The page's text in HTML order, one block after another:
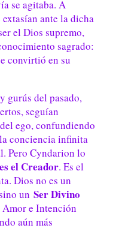
se agitaba. A
ante la dicha
el Dios supremo,
sagrado:
convirtió en su
gurús del pasado,
seguían
ego, confundiendo
conciencia infinita
Pero Cyndarion lo
el Creador. Es el
Dios no es un
un Ser Divino
e Intención
aún más